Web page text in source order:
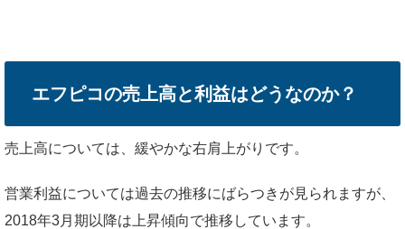
エフピコの売上高と利益はどうなのか？
売上高については、緩やかな右肩上がりです。
営業利益については過去の推移にばらつきが見られますが、
2018年3月期以降は上昇傾向で推移しています。